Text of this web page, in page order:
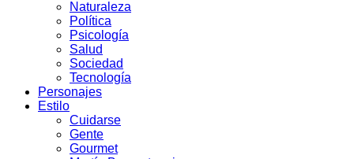
Naturaleza
Política
Psicología
Salud
Sociedad
Tecnología
Personajes
Estilo
Cuidarse
Gente
Gourmet